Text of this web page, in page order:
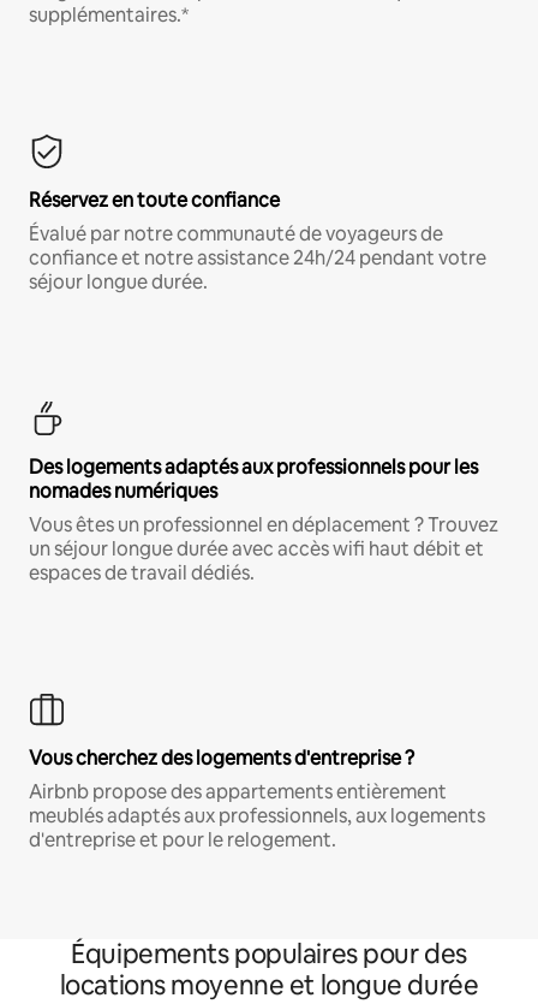
supplémentaires.*
Réservez en toute confiance
Évalué par notre communauté de voyageurs de
confiance et notre assistance 24h/24 pendant votre
séjour longue durée.
Des logements adaptés aux professionnels pour les
nomades numériques
Vous êtes un professionnel en déplacement ? Trouvez
un séjour longue durée avec accès wifi haut débit et
espaces de travail dédiés.
Vous cherchez des logements d'entreprise ?
Airbnb propose des appartements entièrement
meublés adaptés aux professionnels, aux logements
d'entreprise et pour le relogement.
Équipements populaires pour des
locations moyenne et longue durée